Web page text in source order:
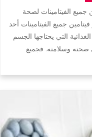
جميع الفيتامينات لصحة
جميع الفيتامينات أحد
التي يحتاجها الجسم
صحته وسلامته. فجميع